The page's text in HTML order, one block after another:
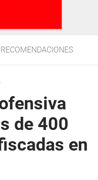
RECOMENDACIONES
de 400
en